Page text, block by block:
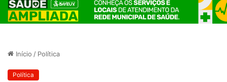
Início / Política
Política